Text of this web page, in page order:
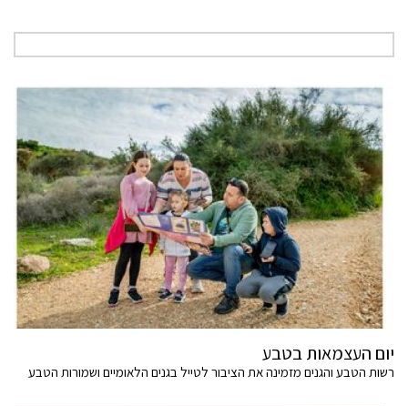
יום העצמאות בטבע
רשות הטבע והגנים מזמינה את הציבור לטייל בגנים הלאומיים ושמורות הטבע